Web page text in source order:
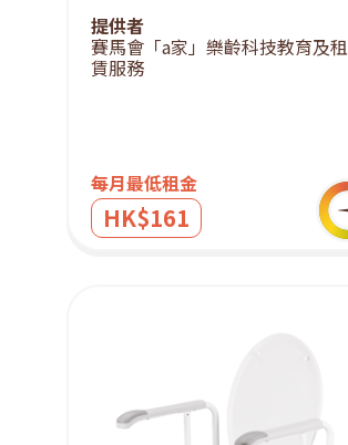
提供者
賽馬會「a家」樂齡科技教育及租
賃服務
每月最低租金
HK$161